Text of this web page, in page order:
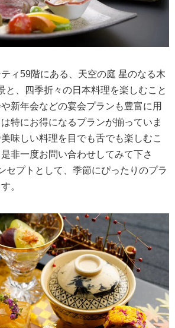
ィ59階にある、天空の庭 星のなる木
と、四季折々の日本料理を楽しむこと
新年会などの宴会プランも豊富に用
特にお得になるプランが揃っていま
味しい料理を目でも舌でも楽しむこ
非一度お問い合わせしてみて下さ
セプトとして、季節にぴったりのプラ
。